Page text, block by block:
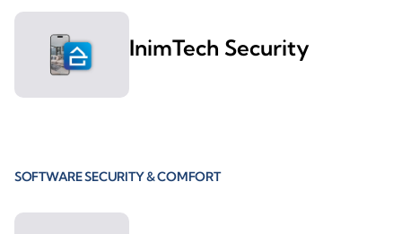
InimTech Security
SOFTWARE SECURITY & COMFORT